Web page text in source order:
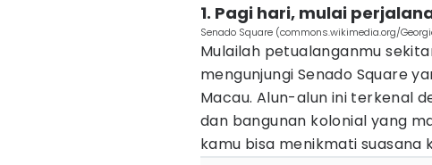
1. Pagi hari, mulai
Senado Square (commons.wikimedia.org/
Mulailah petualanganmu
mengunjungi Senado Square
Macau. Alun-alun ini terkenal
dan bangunan kolonial yang
kamu bisa menikmati suasana